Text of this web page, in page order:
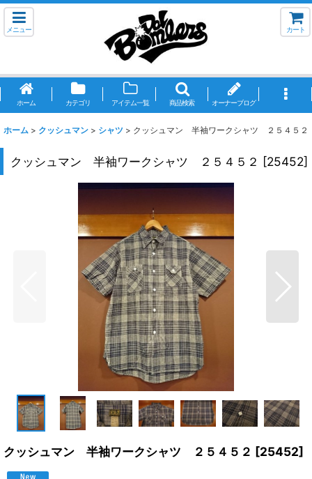
メニュー カート
ホーム カテゴリ アイテム一覧 商品検索 オーナーブログ
ホーム > クッシュマン > シャツ > クッシュマン 半袖ワークシャツ ２５４５２
クッシュマン 半袖ワークシャツ ２５４５２ [25452]
クッシュマン 半袖ワークシャツ ２５４５２ [25452]